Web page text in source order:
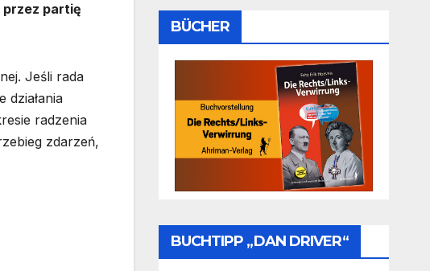
przez partię
Jeśli rada
działania
radzenia
zdarzeń,
BÜCHER
BUCHTIPP „DAN DRIVER“